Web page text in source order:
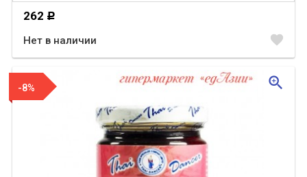
262 Р
Нет в наличии favorite
-8% zoom_in